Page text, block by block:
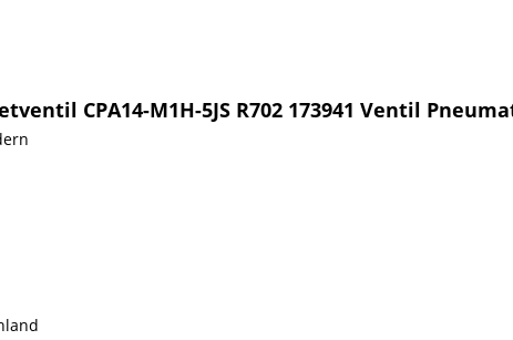
CPA14-M1H-5JS R702 173941 Ventil